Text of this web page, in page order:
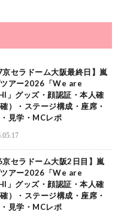
京セラドーム大阪最終日】嵐
アー2026「We are
」グッズ・顔認証・本人確
）・ステージ構成・座席・
見学・MCレポ
京セラドーム大阪2日目】嵐
アー2026「We are
」グッズ・顔認証・本人確
）・ステージ構成・座席・
見学・MCレポ